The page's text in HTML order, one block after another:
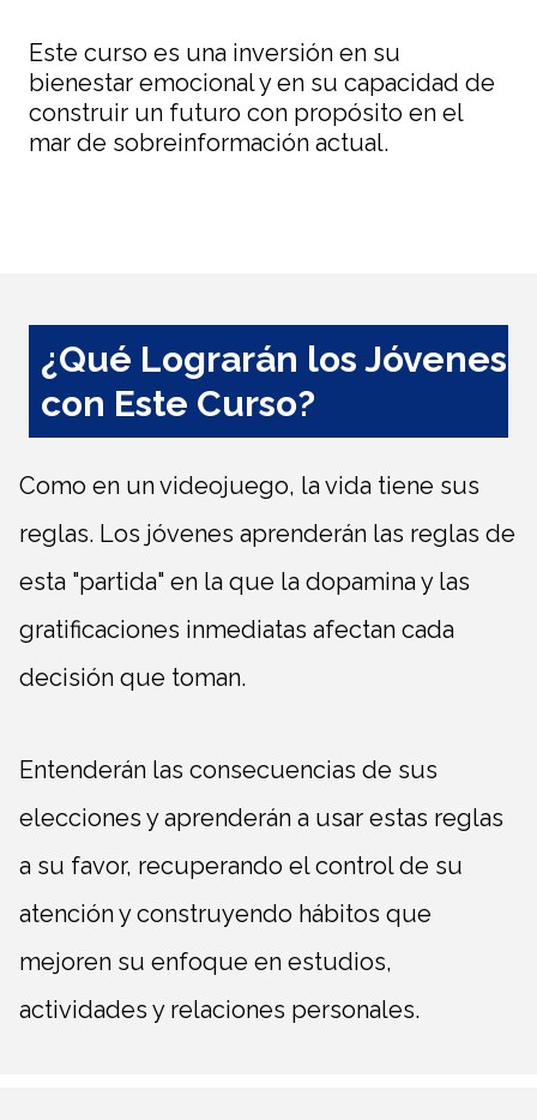
Este curso es una inversión en su
bienestar emocional y en su capacidad de
construir un futuro con propósito en el
mar de sobreinformación actual.
¿Qué Lograrán los Jóvenes
con Este Curso?
Como en un videojuego, la vida tiene sus
reglas. Los jóvenes aprenderán las reglas de
esta "partida" en la que la dopamina y las
gratificaciones inmediatas afectan cada
decisión que toman.
Entenderán las consecuencias de sus
elecciones y aprenderán a usar estas reglas
a su favor, recuperando el control de su
atención y construyendo hábitos que
mejoren su enfoque en estudios,
actividades y relaciones personales.